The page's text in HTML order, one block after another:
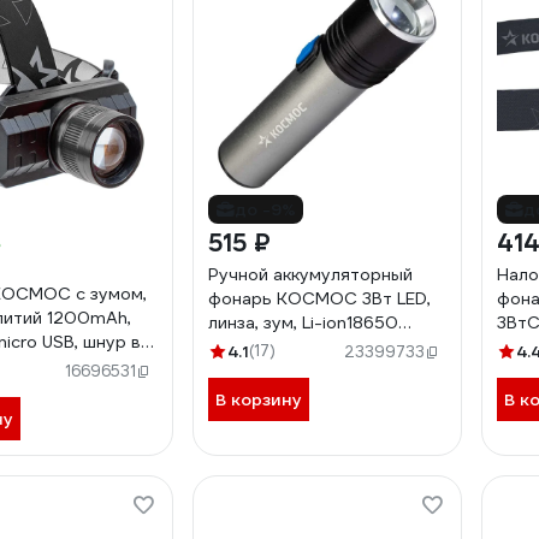
с зумом,
1200mAh,
USB, шнур в
KocH3WZoo
16696531
515 ₽
Ручной аккумуляторный
фонарь КОСМОС 3Вт LED,
линза, зум, Li-ion18650
1200mAh, анодированный
KOS111Lit
4.1(17) 23399733
В корзину В